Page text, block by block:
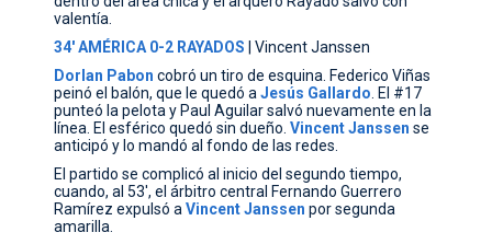
valentía.
34' AMÉRICA 0-2 RAYADOS | Vincent Janssen
Dorlan Pabon cobró un tiro de esquina. Federico Viñas
peinó el balón, que le quedó aJesús Gallardo . El #17
punteó la pelota y Paul Aguilar salvó nuevamente en la
línea. El esférico quedó sin dueño.Vincent Janssen se
anticipó y lo mandó al fondo de las redes.
El partido se complicó al inicio del segundo tiempo,
cuando, al 53', el árbitro central Fernando Guerrero
Ramírez expulsó aVincent Janssen por segunda
amarilla.